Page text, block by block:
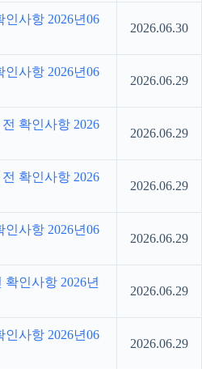
사항 2026년06
2026.06.30
사항 2026년06
2026.06.29
확인사항 2026
2026.06.29
확인사항 2026
2026.06.29
사항 2026년06
2026.06.29
인사항 2026년
2026.06.29
사항 2026년06
2026.06.29